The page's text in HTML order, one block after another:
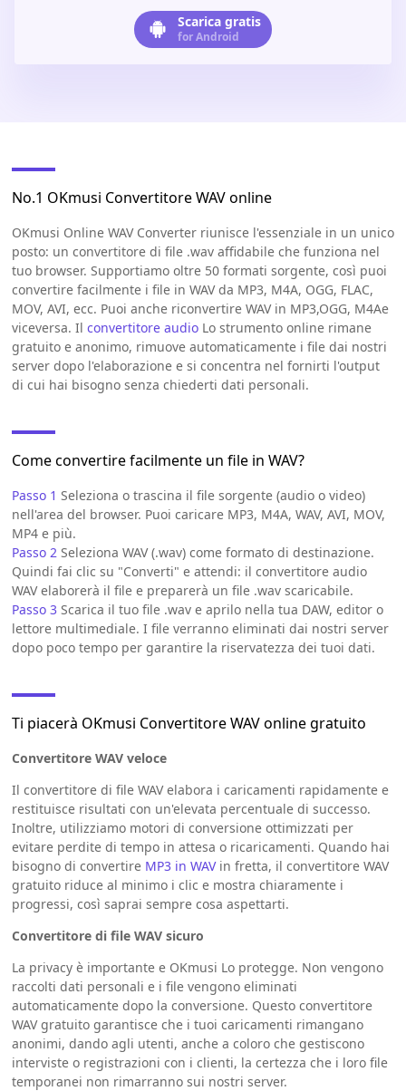
Scarica gratis
for Android
No.1 OKmusi Convertitore WAV online
OKmusi Online WAV Converter riunisce l'essenziale in un unico
posto: un convertitore di file .wav affidabile che funziona nel
tuo browser. Supportiamo oltre 50 formati sorgente, così puoi
convertire facilmente i file in WAV da MP3, M4A, OGG, FLAC,
MOV, AVI, ecc. Puoi anche riconvertire WAV in MP3,OGG, M4Ae
viceversa. Il convertitore audioLo strumento online rimane
gratuito e anonimo, rimuove automaticamente i file dai nostri
server dopo l'elaborazione e si concentra nel fornirti l'output
di cui hai bisogno senza chiederti dati personali.
Come convertire facilmente un file in WAV?
Passo 1 Seleziona o trascina il file sorgente (audio o video)
nell'area del browser. Puoi caricare MP3, M4A, WAV, AVI, MOV,
MP4 e più.
Passo 2 Seleziona WAV (.wav) come formato di destinazione.
Quindi fai clic su "Converti" e attendi: il convertitore audio
WAV elaborerà il file e preparerà un file .wav scaricabile.
Passo 3 Scarica il tuo file .wav e aprilo nella tua DAW, editor o
lettore multimediale. I file verranno eliminati dai nostri server
dopo poco tempo per garantire la riservatezza dei tuoi dati.
Ti piacerà OKmusi Convertitore WAV online gratuito
Convertitore WAV veloce
Il convertitore di file WAV elabora i caricamenti rapidamente e
restituisce risultati con un'elevata percentuale di successo.
Inoltre, utilizziamo motori di conversione ottimizzati per
evitare perdite di tempo in attesa o ricaricamenti. Quando hai
bisogno di convertire MP3 in WAVin fretta, il convertitore WAV
gratuito riduce al minimo i clic e mostra chiaramente i
progressi, così saprai sempre cosa aspettarti.
Convertitore di file WAV sicuro
La privacy è importante e OKmusi Lo protegge. Non vengono
raccolti dati personali e i file vengono eliminati
automaticamente dopo la conversione. Questo convertitore
WAV gratuito garantisce che i tuoi caricamenti rimangano
anonimi, dando agli utenti, anche a coloro che gestiscono
interviste o registrazioni con i clienti, la certezza che i loro file
temporanei non rimarranno sui nostri server.